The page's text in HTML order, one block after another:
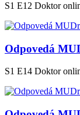
S1 E12 Doktor
Odpovedá
S1 E14 Doktor